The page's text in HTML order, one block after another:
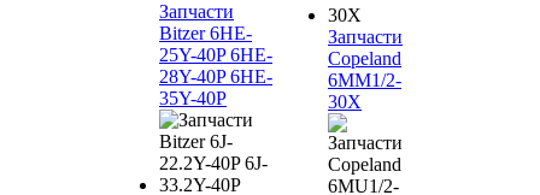
Запчасти
Bitzer 6HE-
25Y-40P 6HE-
28Y-40P 6HE-
35Y-40P
Запчасти
Copeland
6MM1/2-
30X